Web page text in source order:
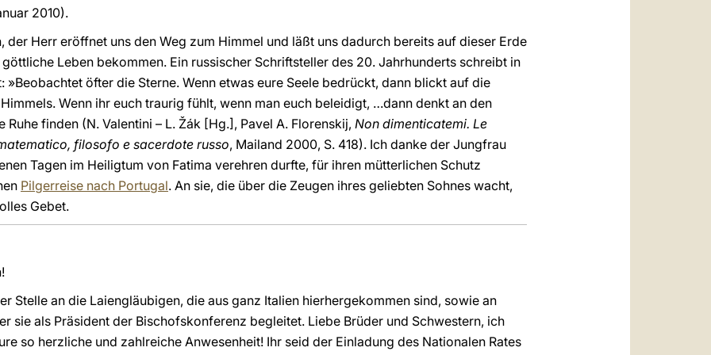
2010).
der Herr eröffnet uns den Weg zum Himmel und läßt uns dadurch bereits auf dieser Erde
Leben bekommen. Ein russischer Schriftsteller des 20. Jahrhunderts schreibt in
»Beobachtet öfter die Sterne. Wenn etwas eure Seele bedrückt, dann blickt auf die
Wenn ihr euch traurig fühlt, wenn man euch beleidigt, …dann denkt an den
Ruhe finden (N. Valentini – L. Žák [Hg.], Pavel A. Florenskij, Non dimenticatemi. Le
filosofo e sacerdote russo, Mailand 2000, S. 418). Ich danke der Jungfrau
Tagen im Heiligtum von Fatima verehren durfte, für ihren mütterlichen Schutz
Pilgerreise nach Portugal. An sie, die über die Zeugen ihres geliebten Sohnes wacht,
Gebet.
Stelle an die Laiengläubigen, die aus ganz Italien hierhergekommen sind, sowie an
sie als Präsident der Bischofskonferenz begleitet. Liebe Brüder und Schwestern, ich
so herzliche und zahlreiche Anwesenheit! Ihr seid der Einladung des Nationalen Rates